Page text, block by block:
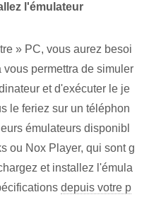
l'émulateur
» PC, vous aurez besoi
permettra de simuler
et d'exécuter le je
le feriez sur un téléphon
émulateurs disponibl
ou Nox Player, qui⁤ sont g
et installez l'émula
depuis votre p